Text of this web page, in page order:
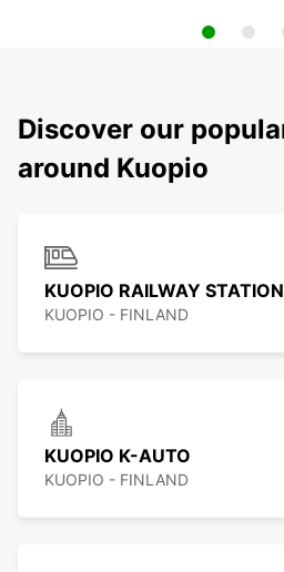
Discover our
around Kuopio
KUOPIO RAILWAY STATION
KUOPIO - FINLAND
KUOPIO K-AUTO
KUOPIO - FINLAND